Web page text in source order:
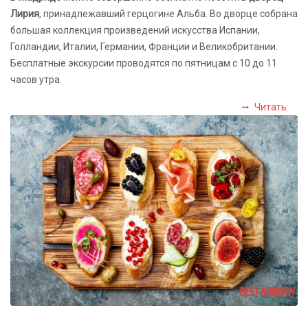
Лирия, принадлежавший герцогине Альба. Во дворце собрана
большая коллекция произведений искусства Испании,
Голландии, Италии, Германии, Франции и Великобритании.
Бесплатные экскурсии проводятся по пятницам с 10 до 11
часов утра.
Читать